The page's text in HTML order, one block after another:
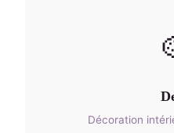
Décoration